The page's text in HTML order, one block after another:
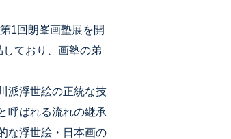
1回朗峯画塾展を開
ており、画塾の弟
派浮世絵の正統な技
呼ばれる流れの継承
な浮世絵・日本画の